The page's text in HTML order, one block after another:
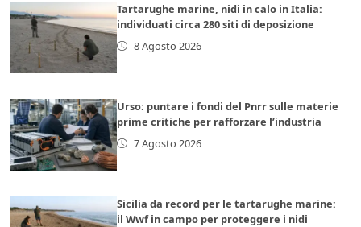
Tartarughe marine, nidi in calo in Italia:
individuati circa 280 siti di deposizione
8 Agosto 2026
Urso: puntare i fondi del Pnrr sulle materie
prime critiche per rafforzare l’industria
7 Agosto 2026
Sicilia da record per le tartarughe marine:
il Wwf in campo per proteggere i nidi